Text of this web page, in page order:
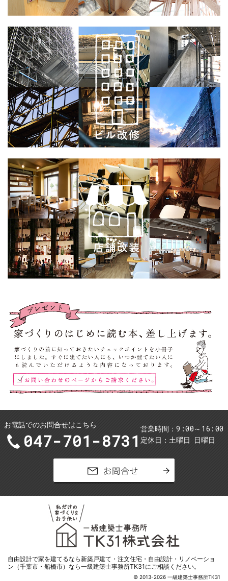
お電話でのお問合せはこちら
047-701-8731
営業時間 9:00～16:00
定休日 土曜日 日曜日
© 2013-2026 一級建築士事務所TK31
自由設計で家を建てるなら新築戸建て・注文住宅・自由設計・リノベーショ
ン（千葉市・船橋市）なら一級建築士事務所TK31 にご相談ください。